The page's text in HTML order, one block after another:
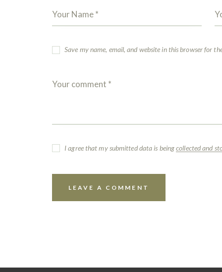
Save my name, email, and website in this browser for
I agree that my submitted data is beingcollected and